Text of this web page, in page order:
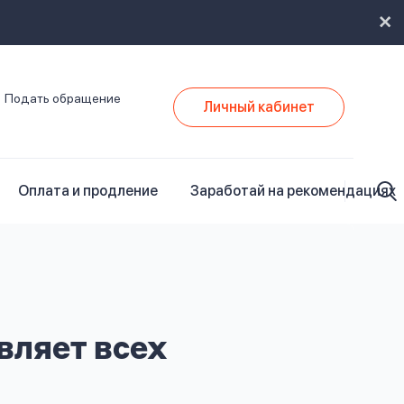
Подать обращение Личный кабинет
Оплата и продление Заработай на рекомендациях
всех